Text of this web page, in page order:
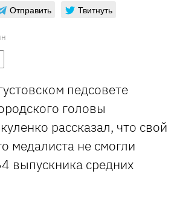
Отправить Твитнуть
педсовете
головы
рассказал, что свой
медалиста не смогли
выпускника средних